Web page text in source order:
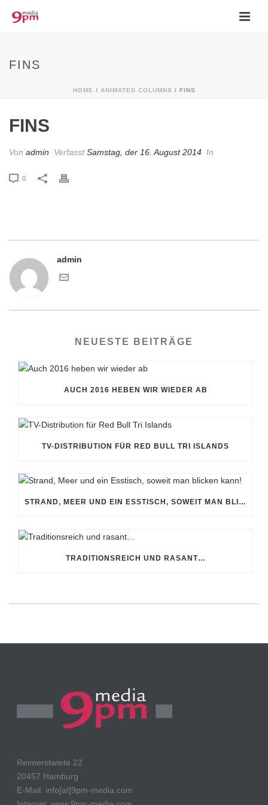
FINS
HOME / ANIMATED COLUMNS / FINS
FINS
Von admin VerfasstSamstag, der 16. August 2014 In
0
admin
NEUESTE BEITRÄGE
AUCH 2016 HEBEN WIR WIEDER AB
TV-DISTRIBUTION FÜR RED BULL TRI ISLANDS
STRAND, MEER UND EIN ESSTISCH, SOWEIT MAN BLICKEN KANN!
TRADITIONSREICH UND RASANT…
Reimerstwiete 22
20457 Hamburg
E-Mail: info[at]9pm-media.com